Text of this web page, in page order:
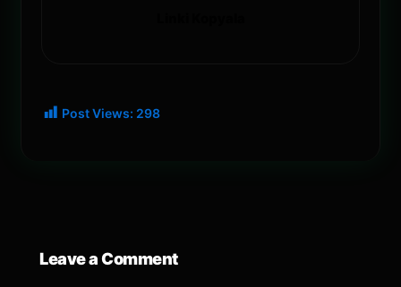
Post Views: 298
Leave a Comment